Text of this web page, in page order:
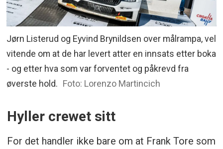
Jørn Listerud og Eyvind Brynildsen over målrampa, vel
vitende om at de har levert atter en innsats etter boka
- og etter hva som var forventet og påkrevd fra
øverste hold. Foto: Lorenzo Martincich
Hyller crewet sitt
For det handler ikke bare om at Frank Tore som